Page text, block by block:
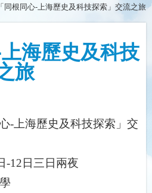
「同根同心-上海歷史及科技探索」交流之旅
上海歷史及科技
旅
- 上海歷史及科技探索」交
-12日三日兩夜